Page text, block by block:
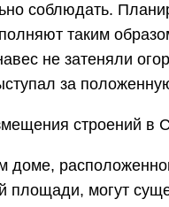
соблюдать.
таким
не затеняли
за
строений
доме,
площади, могут